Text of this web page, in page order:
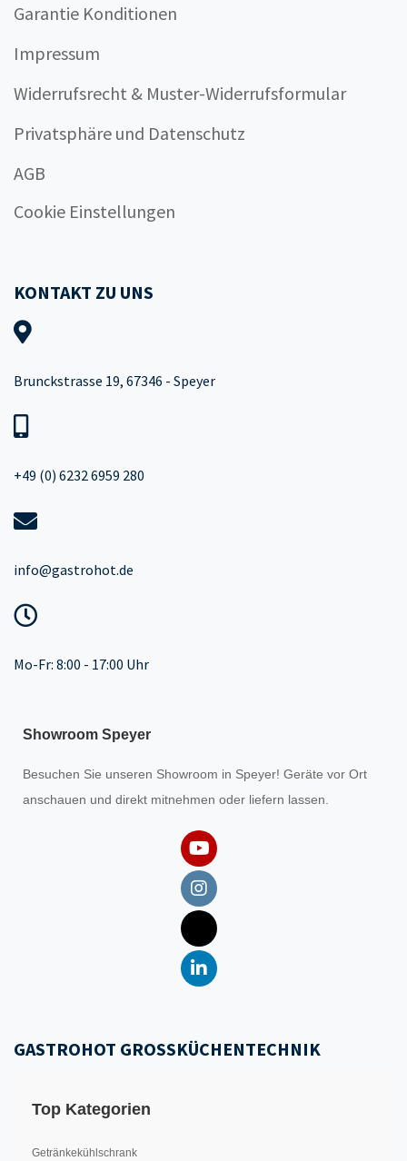
Garantie Konditionen
Impressum
Widerrufsrecht & Muster-Widerrufsformular
Privatsphäre und Datenschutz
AGB
Cookie Einstellungen
KONTAKT ZU UNS
Brunckstrasse 19, 67346 - Speyer
+49 (0) 6232 6959 280
info@gastrohot.de
Mo-Fr: 8:00 - 17:00 Uhr
Showroom Speyer
Besuchen Sie unseren Showroom in Speyer! Geräte vor Ort
anschauen und direkt mitnehmen oder liefern lassen.
GASTROHOT GROSSKÜCHENTECHNIK
Top Kategorien
Getränkekühlschrank